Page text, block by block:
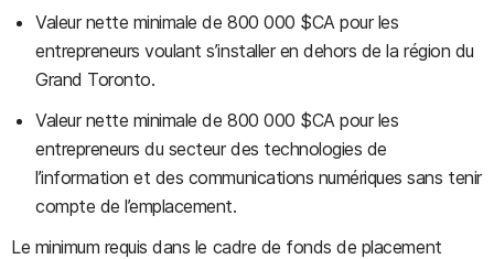
Valeur nette minimale de 800 000 $CA pour les
entrepreneurs voulant s’installer en dehors de la région du
Grand Toronto.
Valeur nette minimale de 800 000 $CA pour les
entrepreneurs du secteur des technologies de
l’information et des communications numériques sans tenir
compte de l’emplacement.
Le minimum requis dans le cadre de fonds de placement